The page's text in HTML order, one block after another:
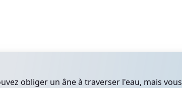
obliger un âne à traverser l'eau, mais vous